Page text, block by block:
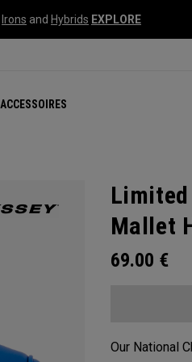
Irons and Hybrids EXPLORE
ACCESSOIRES
Mallet
69.00 €
Our National